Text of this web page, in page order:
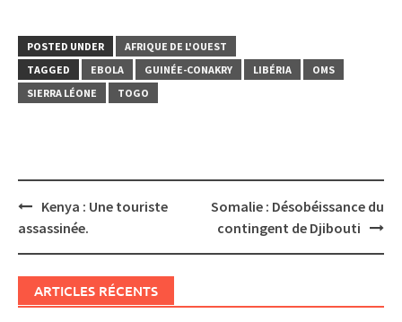
POSTED UNDER
AFRIQUE DE L'OUEST
TAGGED
EBOLA GUINÉE-CONAKRY LIBÉRIA
OMS
SIERRA LÉONE
TOGO
Post
navigation
Kenya : Une touriste
assassinée.
Somalie : Désobéissance du
contingent de Djibouti
ARTICLES RÉCENTS